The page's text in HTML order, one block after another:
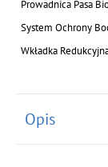
Prowadnica Pasa
System Ochrony
Wkładka
Opis